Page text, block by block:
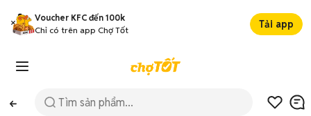
Voucher KFC đến 100k
Chỉ có trên app Chợ Tốt
Tải app